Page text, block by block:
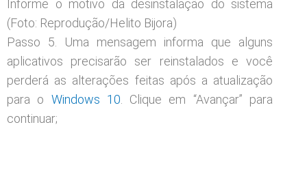
Informe o motivo da desinstalação do sistema
(Foto: Reprodução/Helito Bijora)
Passo 5. Uma mensagem informa que alguns
aplicativos precisarão ser reinstalados e você
perderá as alterações feitas após a atualização
para o Windows 10 . Clique em “Avançar” para
continuar;